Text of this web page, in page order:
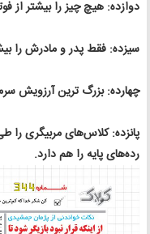
دوازده: هیچ چیز را بیشتر از
سیزده: فقط پدر و مادرش را
چهارده: بزرگ‌ ترین آرزویش
پانزده: کلاس‌های مربیگری را
رده‌های پایه را هم دارد.